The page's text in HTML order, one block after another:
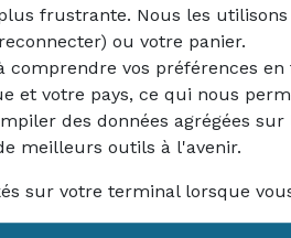
frustrante. Nous les
ou votre panier.
comprendre vos préférences
et votre pays, ce qui nous
des données agrégées
meilleurs outils à l'avenir.
sur votre terminal lorsque